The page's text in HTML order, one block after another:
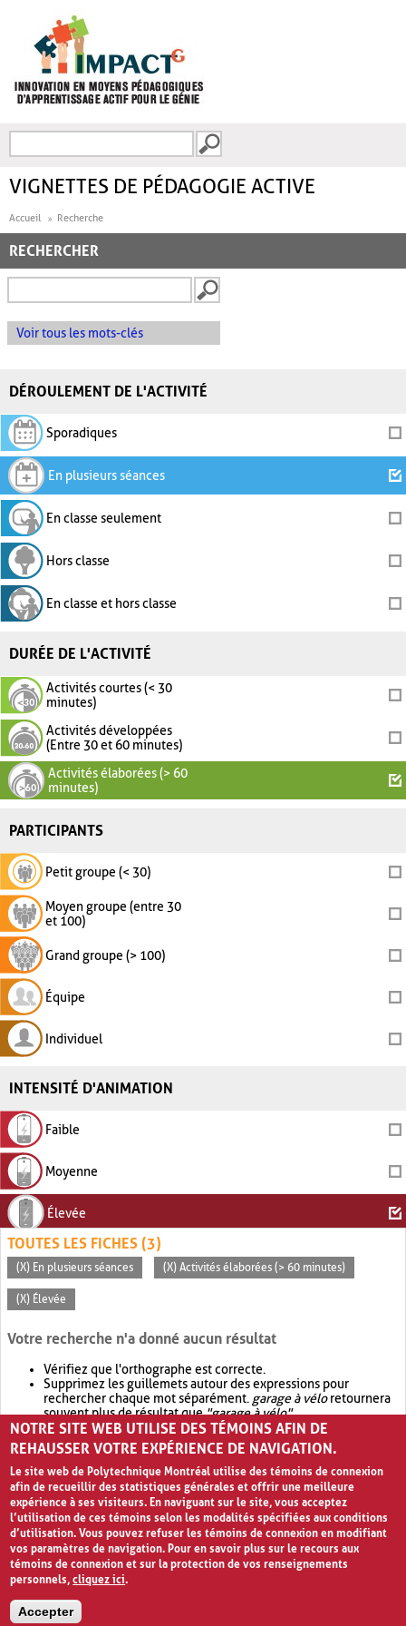
FORMULAIRE DE
VIGNETTES DE PÉDAGOGIE ACTIVE
Accueil Recherche
RECHERCHER
Voir tous les mots-clés
DÉROULEMENT DE L'ACTIVITÉ
Sporadiques
En plusieurs séances
En classe seulement
Hors classe
En classe et hors classe
DURÉE DE L'ACTIVITÉ
Activités courtes (< 30
minutes)
Activités développées
(Entre 30 et 60 minutes)
Activités élaborées (> 60
minutes)
PARTICIPANTS
Petit groupe (< 30)
Moyen groupe (entre 30
et 100)
Grand groupe (> 100)
Équipe
Individuel
INTENSITÉ D'ANIMATION
Faible
Moyenne
Élevée
TOUTES LES FICHES (3)
(X) En plusieurs séances (X) Activités élaborées (> 60 minutes)
(X) Élevée
Votre recherche n'a donné aucun résultat
Vérifiez que l'orthographe est correcte.
Supprimez les guillemets autour des expressions pour
rechercher chaque mot séparément. garage à véloretournera
souvent plus de résultat que"garage à vélo".
Envisagez d'élargir votre recherche avec OR.garage OR vélo
retournera souvent plus de résultat quegarage à vélo
NOTRE SITE WEB UTILISE DES TÉMOINS AFIN DE
REHAUSSER VOTRE EXPÉRIENCE DE NAVIGATION.
Le site web de Polytechnique Montréal utilise des témoins de connexion
afin de recueillir des statistiques générales et offrir une meilleure
expérience à ses visiteurs. En naviguant sur le site, vous acceptez
l’utilisation de ces témoins selon les modalités spécifiées aux conditions
d’utilisation. Vous pouvez refuser les témoins de connexion en modifiant
vos paramètres de navigation. Pour en savoir plus sur le recours aux
témoins de connexion et sur la protection de vos renseignements
personnels,cliquez ici.
Accepter